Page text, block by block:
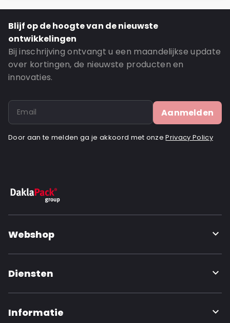
Blijf op de hoogte van de nieuwste
ontwikkelingen
Bij inschrijving ontvangt u een maandelijkse update
over kortingen, de nieuwste producten en
innovaties.
Aanmelden
Door aan te melden ga je akkoord met onzePrivacy Policy
Webshop
Diensten
Informatie